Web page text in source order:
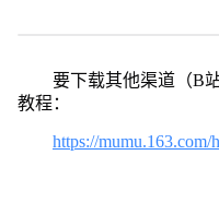
要下载其他渠道（B
教程：
https://mumu.163.com/